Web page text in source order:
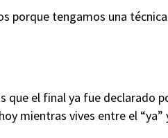
tengamos una
que el final ya fue declarado
mientras vives entre el “ya”